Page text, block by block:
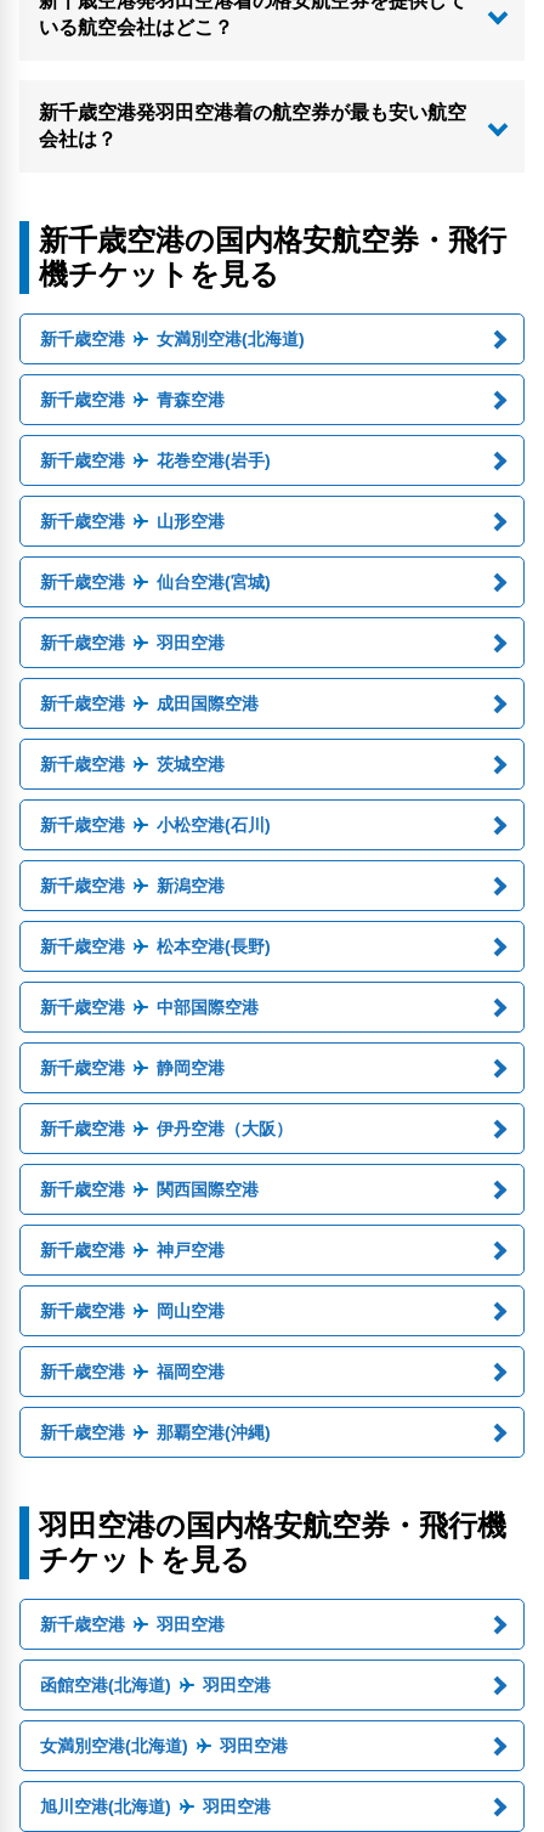
いる航空会社はどこ？
新千歳空港発羽田空港着の航空券が最も安い航空
会社は？
新千歳空港の国内格安航空券・飛行
機チケットを見る
新千歳空港 女満別空港(北海道)
新千歳空港 青森空港
新千歳空港 花巻空港(岩手)
新千歳空港 山形空港
新千歳空港 仙台空港(宮城)
新千歳空港 羽田空港
新千歳空港 成田国際空港
新千歳空港 茨城空港
新千歳空港 小松空港(石川)
新千歳空港 新潟空港
新千歳空港 松本空港(長野)
新千歳空港 中部国際空港
新千歳空港 静岡空港
新千歳空港 伊丹空港（大阪）
新千歳空港 関西国際空港
新千歳空港 神戸空港
新千歳空港 岡山空港
新千歳空港 福岡空港
新千歳空港 那覇空港(沖縄)
羽田空港の国内格安航空券・飛行機
チケットを見る
新千歳空港 羽田空港
函館空港(北海道) 羽田空港
女満別空港(北海道) 羽田空港
旭川空港(北海道) 羽田空港